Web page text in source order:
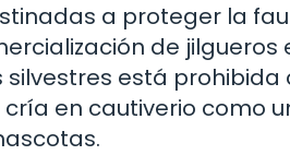
a proteger la
de jilgueros
está
en cautiverio como